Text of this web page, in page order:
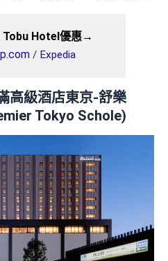
Tobu Hotel優惠→
/ Expedia
高級酒店東京-舒樂
Tokyo Schole)